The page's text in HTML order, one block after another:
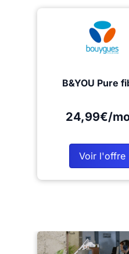
B&YOU Pure
24,99€/
Voir l'offre